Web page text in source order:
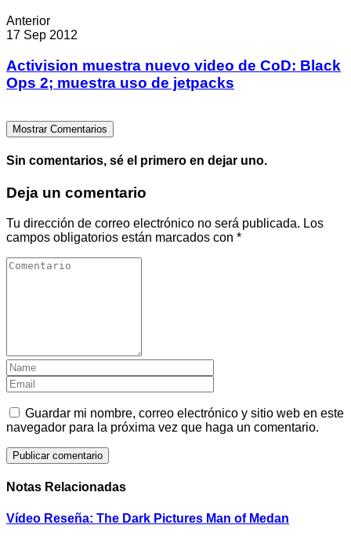
Anterior
17 Sep 2012
Activision muestra nuevo video de CoD: Black
Ops 2; muestra uso de jetpacks
Mostrar Comentarios
Sin comentarios, sé el primero en dejar uno.
Deja un comentario
Tu dirección de correo electrónico no será publicada. Los
campos obligatorios están marcados con *
Guardar mi nombre, correo electrónico y sitio web en este
navegador para la próxima vez que haga un comentario.
Notas Relacionadas
Vídeo Reseña: The Dark Pictures Man of Medan